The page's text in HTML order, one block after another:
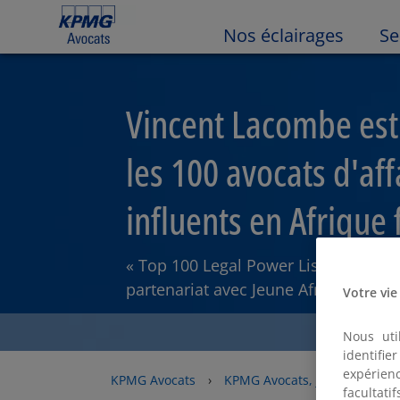
Nos éclairages
Vincent Lacombe
les 100 avocats
influents en Afrique
« Top 100 Legal Power List » établi
partenariat avec Jeune Afrique
KPMG Avocats › KPMG Avocats, jour après
Votre
Nous